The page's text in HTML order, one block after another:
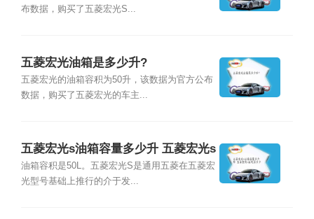
布数据，购买了五菱宏光S...
五菱宏光油箱是多少升?
五菱宏光的油箱容积为50升，该数据为官方公布
数据，购买了五菱宏光的车主...
五菱宏光s油箱容量多少升 五菱宏光s
油耗是多少
油箱容积是50L。五菱宏光S是通用五菱在五菱宏
光型号基础上推行的介于发...